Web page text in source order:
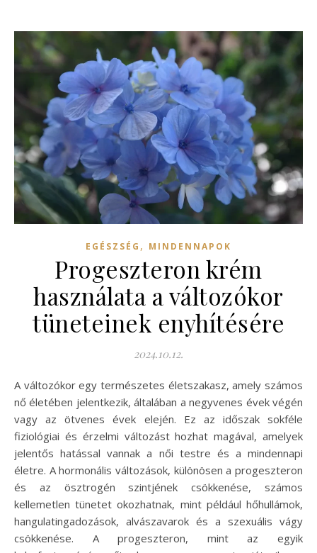
EGÉSZSÉG , MINDENNAPOK
Progeszteron krém
használata a változókor
tüneteinek enyhítésére
2024.10.12.
A változókor egy természetes életszakasz, amely számos
nő életében jelentkezik, általában a negyvenes évek végén
vagy az ötvenes évek elején. Ez az időszak sokféle
fiziológiai és érzelmi változást hozhat magával, amelyek
jelentős hatással vannak a női testre és a mindennapi
életre. A hormonális változások, különösen a progeszteron
és az ösztrogén szintjének csökkenése, számos
kellemetlen tünetet okozhatnak, mint például hőhullámok,
hangulatingadozások, alvászavarok és a szexuális vágy
csökkenése. A progeszteron, mint az egyik